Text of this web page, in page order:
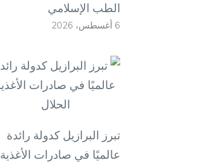
الطب الإسلامي
6 أغسطس، 2026
تبرز البرازيل كدولة رائدة
عالميًا في صادرات الأغذية